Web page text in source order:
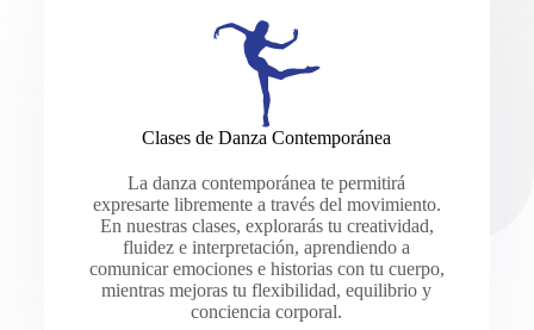
Clases de Danza Contemporánea
La danza contemporánea te permitirá
expresarte libremente a través del movimiento.
En nuestras clases, explorarás tu creatividad,
fluidez e interpretación, aprendiendo a
comunicar emociones e historias con tu cuerpo,
mientras mejoras tu flexibilidad, equilibrio y
conciencia corporal.